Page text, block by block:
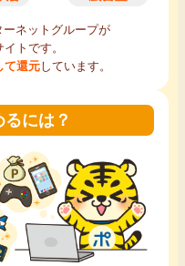
ネットグループが
トです。
て還元しています。
には？